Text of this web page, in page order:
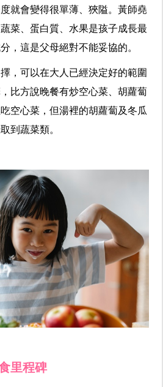
就會變得很單薄、狹隘。黃師堯
菜、蛋白質、水果是孩子成長最
，這是父母絕對不能妥協的。
，可以在大人已經決定好的範圍
比方說晚餐有炒空心菜、胡蘿蔔
空心菜，但湯裡的胡蘿蔔及冬瓜
到蔬菜類。
里程碑